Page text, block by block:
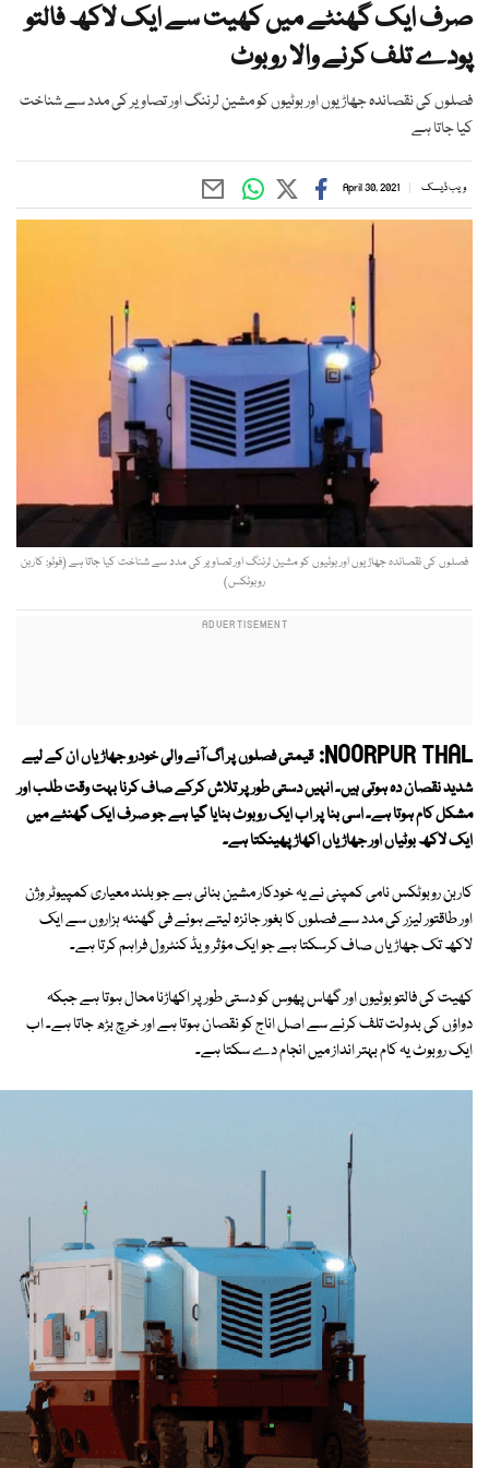
صرف ایک گھنٹے میں کھیت سے ایک لاکھ فالتو
پودے تلف کرنے والا روبوٹ
فصلوں کی نقصاندہ جھاڑیوں اور بوٹیوں کو مشین لرننگ اور تصاویر کی مدد سے شناخت
کیا جاتا ہے
ویب ڈیسک April 30, 2021
فصلوں کی نقصاندہ جھاڑیوں اور بوٹیوں کو مشین لرننگ اور تصاویر کی مدد سے شناخت کیا جاتا ہے (فوٹو: کاربن
روبوٹکس)
NOORPUR THAL: قیمتی فصلوں پر اگ آنے والی خودرو جھاڑیاں ان کے لیے
شدید نقصان دہ ہوتی ہیں۔ انہیں دستی طور پر تلاش کرکے صاف کرنا بہت وقت طلب اور
مشکل کام ہوتا ہے۔ اسی بنا پر اب ایک روبوٹ بنایا گیا ہے جو صرف ایک گھنٹے میں
ایک لاکھ بوٹیاں اور جھاڑیاں اکھاڑ پھینکتا ہے۔
کاربن روبوٹکس نامی کمپنی نے یہ خودکار مشین بنائی ہے جو بلند معیاری کمپیوٹر وژن
اور طاقتور لیزر کی مدد سے فصلوں کا بغور جائزہ لیتے ہوئے فی گھنٹہ ہزاروں سے ایک
لاکھ تک جھاڑیاں صاف کرسکتا ہے جو ایک مؤثر ویڈ کنٹرول فراہم کرتا ہے۔
کھیت کی فالتو بوٹیوں اور گھاس پھوس کو دستی طور پر اکھاڑنا محال ہوتا ہے جبکہ
دواؤں کی بدولت تلف کرنے سے اصل اناج کو نقصان ہوتا ہے اور خرچ بڑھ جاتا ہے۔ اب
ایک روبوٹ یہ کام بہتر انداز میں انجام دے سکتا ہے۔